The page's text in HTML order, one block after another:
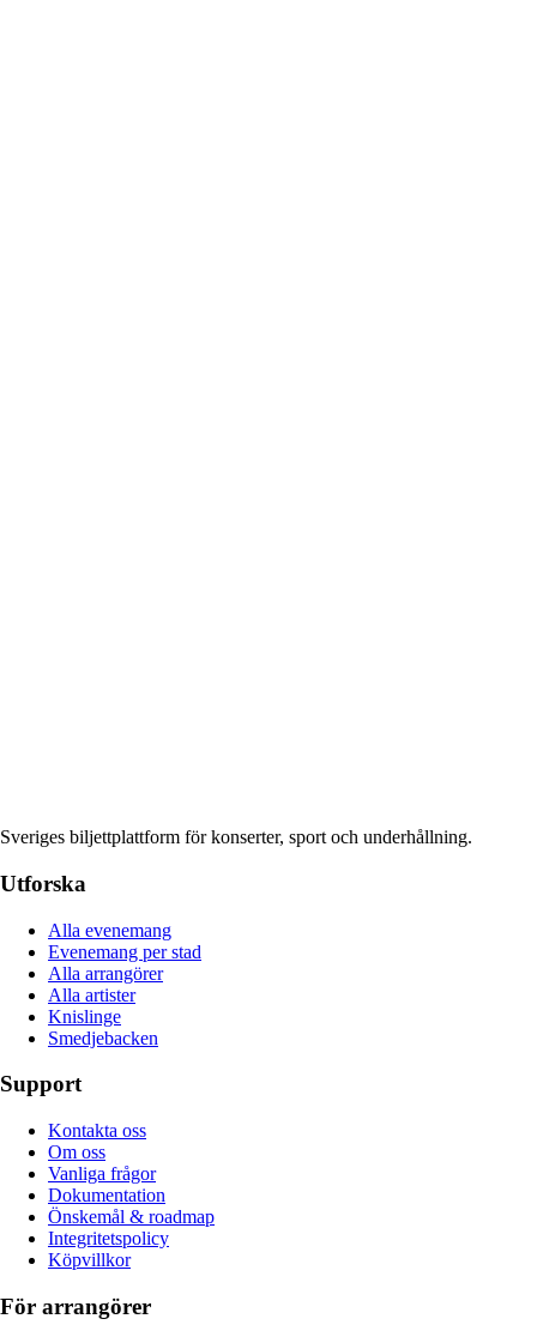
Sveriges biljettplattform för konserter, sport och underhållning.
Utforska
Alla evenemang
Evenemang per stad
Alla arrangörer
Alla artister
Knislinge
Smedjebacken
Support
Kontakta oss
Om oss
Vanliga frågor
Dokumentation
Önskemål & roadmap
Integritetspolicy
Köpvillkor
För arrangörer